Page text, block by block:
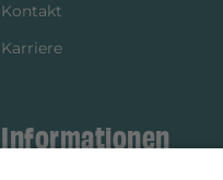
Kontakt
Karriere
Informationen